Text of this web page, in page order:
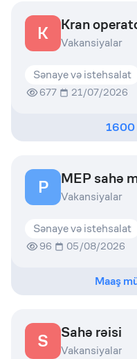
K Kran
Vakansiyalar
Sənaye və istehsalat
677 21/07/2026
1600
P MEP sahə
Vakansiyalar
Sənaye və istehsalat
96 05/08/2026
Maaş
S Sahə rəisi
Vakansiyalar